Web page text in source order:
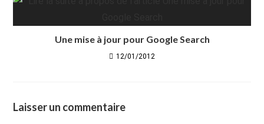
Une mise à jour pour Google Search
12/01/2012
Laisser un commentaire